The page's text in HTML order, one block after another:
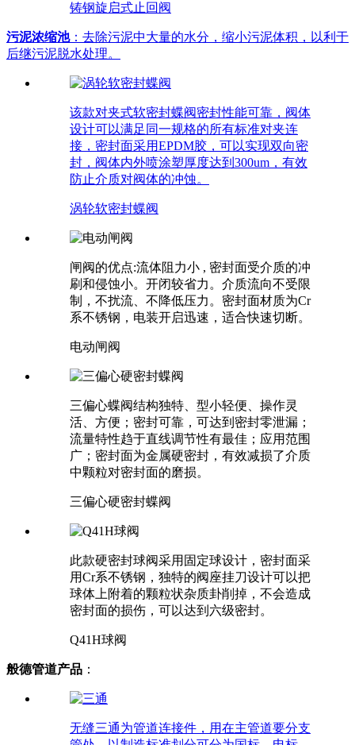
铸钢旋启式止回阀
污泥浓缩池：去除污泥中大量的水分，缩小污泥体积，以利于
后继污泥脱水处理。
该款对夹式软密封蝶阀密封性能可靠，阀体
设计可以满足同一规格的所有标准对夹连
接，密封面采用EPDM胶，可以实现双向密
封，阀体内外喷涂塑厚度达到300um，有效
防止介质对阀体的冲蚀。
涡轮软密封蝶阀
闸阀的优点:流体阻力小 , 密封面受介质的冲
刷和侵蚀小。开闭较省力。介质流向不受限
制，不扰流、不降低压力。密封面材质为Cr
系不锈钢，电装开启迅速，适合快速切断。
电动闸阀
三偏心蝶阀结构独特、型小轻便、操作灵
活、方便；密封可靠，可达到密封零泄漏；
流量特性趋于直线调节性有最佳；应用范围
广；密封面为金属硬密封，有效减损了介质
中颗粒对密封面的磨损。
三偏心硬密封蝶阀
此款硬密封球阀采用固定球设计，密封面采
用Cr系不锈钢，独特的阀座挂刀设计可以把
球体上附着的颗粒状杂质卦削掉，不会造成
密封面的损伤，可以达到六级密封。
Q41H球阀
般德管道产品 ：
无缝三通为管道连接件，用在主管道要分支